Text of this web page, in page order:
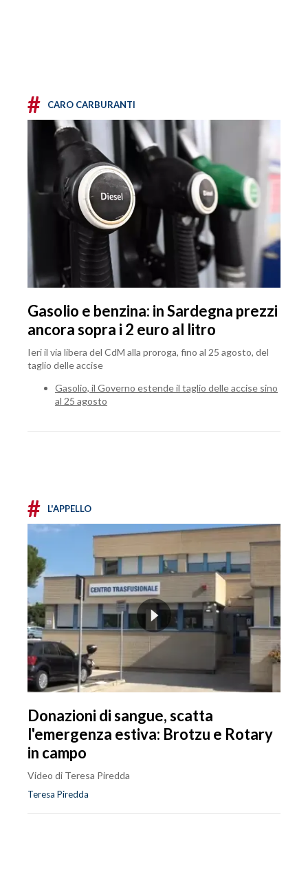
# CARO CARBURANTI
Gasolio e benzina: in Sardegna prezzi
ancora sopra i 2 euro al litro
Ieri il via libera del CdM alla proroga, fino al 25 agosto, del
taglio delle accise
Gasolio, il Governo estende il taglio delle accise sino
al 25 agosto
# L'APPELLO
Donazioni di sangue, scatta
l'emergenza estiva: Brotzu e Rotary
in campo
Video di Teresa Piredda
Teresa Piredda